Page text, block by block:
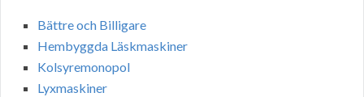
Bättre och Billigare
Hembyggda Läskmaskiner
Kolsyremonopol
Lyxmaskiner